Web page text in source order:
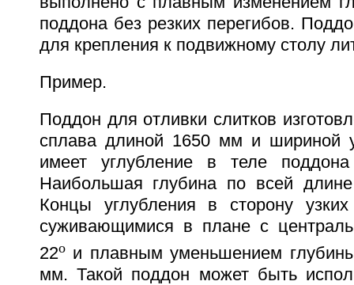
поддона без резких перегибов.
для крепления к подвижному столу
Пример.
Поддон для отливки слитков
сплава длиной 1650 мм и шириной
имеет углубление в теле
Наибольшая глубина по всей
Концы углубления в сторону
суживающимися в плане с
22oи плавным уменьшением
мм. Такой поддон может быть